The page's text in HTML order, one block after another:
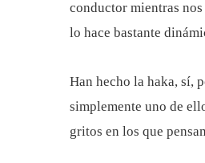
conductor mientras
lo hace bastante
Han hecho la haka, sí,
simplemente uno de
gritos en los que